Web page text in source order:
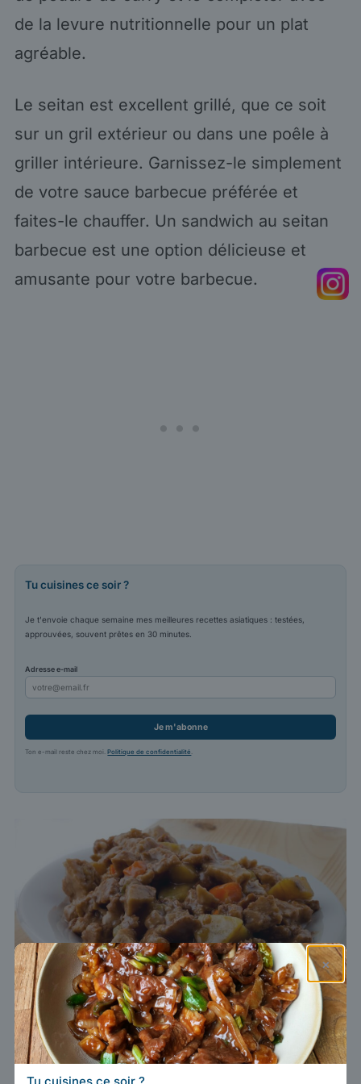
de la levure nutritionnelle pour un plat
agréable.
Le seitan est excellent grillé, que ce soit
sur un gril extérieur ou dans une poêle à
griller intérieure. Garnissez-le simplement
de votre sauce barbecue préférée et
faites-le chauffer. Un sandwich au seitan
barbecue est une option délicieuse et
amusante pour votre barbecue.
Tu cuisines ce soir ?
Je t'envoie chaque semaine mes meilleures recettes asiatiques : testées,
approuvées, souvent prêtes en 30 minutes.
Adresse e-mail
Je m'abonne
Ton e-mail reste chez moi.Politique de confidentialité
Du seitan mijoté dans une sauce
Vous pouvez ajouter du seitan à presque
×
Tu cuisines ce soir ?